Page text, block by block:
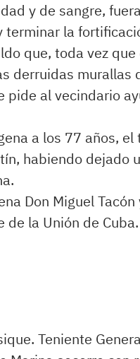
y de sangre,
terminar la
que, toda vez
derruidas murallas
pide al vecindario
a los 77 años,
habiendo dejado
Don Miguel
de la Unión de
Teniente